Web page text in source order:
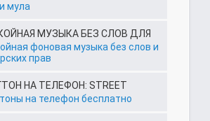
мула
МУЗЫКА БЕЗ СЛОВ ДЛЯ
фоновая музыка без слов и
прав
НА ТЕЛЕФОН: STREET
на телефон бесплатно